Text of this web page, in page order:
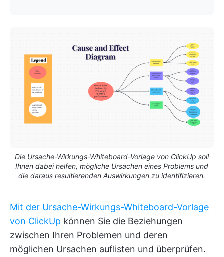
Die Ursache-Wirkungs-Whiteboard-Vorlage von ClickUp soll
Ihnen dabei helfen, mögliche Ursachen eines Problems und
die daraus resultierenden Auswirkungen zu identifizieren.
Mit der Ursache-Wirkungs-Whiteboard-Vorlage
von ClickUp können Sie die Beziehungen
zwischen Ihren Problemen und deren
möglichen Ursachen auflisten und überprüfen.